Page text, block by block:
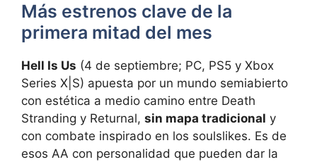
Más estrenos clave de la
primera mitad del mes
Hell Is Us (4 de septiembre; PC, PS5 y Xbox
Series X|S) apuesta por un mundo semiabierto
con estética a medio camino entre Death
Stranding y Returnal, sin mapa tradicional y
con combate inspirado en los soulslikes. Es de
esos AA con personalidad que pueden dar la